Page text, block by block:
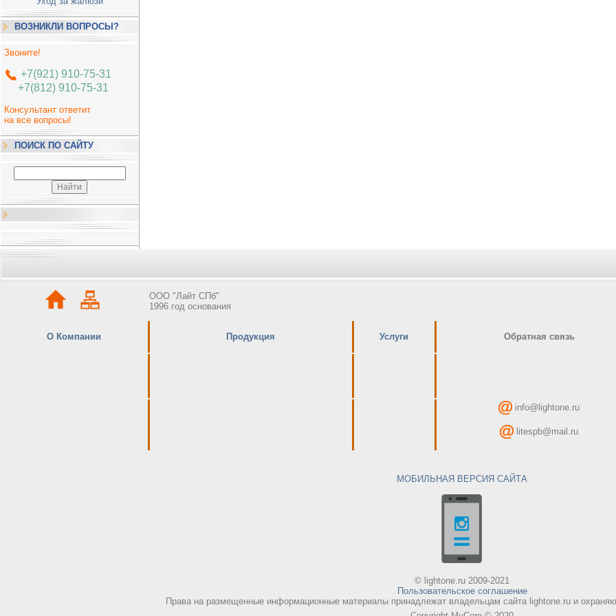
ВОЗНИКЛИ ВОПРОСЫ?
Звоните!
+7(921) 910-75-31
+7(812) 910-75-31
Консультант ответит
на все вопросы!
ПОИСК ПО САЙТУ
OOO "Лайт СПб"
1996 год основания
О Компании Продукция Услуги Обратная связь
info@lightone.ru
litespb@mail.ru
МОБИЛЬНАЯ ВЕРСИЯ САЙТА
© lightone.ru 2009-2021
Пользовательское соглашение
Права на размещенные информационные материалы принадлежат владельцам сайта lightone.ru и